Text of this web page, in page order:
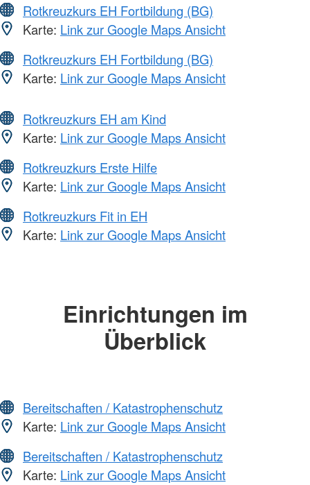
Rotkreuzkurs EH Fortbildung (BG)
Karte: Link zur Google Maps Ansicht
Rotkreuzkurs EH Fortbildung (BG)
Karte: Link zur Google Maps Ansicht
Rotkreuzkurs EH am Kind
Karte: Link zur Google Maps Ansicht
Rotkreuzkurs Erste Hilfe
Karte: Link zur Google Maps Ansicht
Rotkreuzkurs Fit in EH
Karte: Link zur Google Maps Ansicht
Einrichtungen im
Überblick
Bereitschaften / Katastrophenschutz
Karte: Link zur Google Maps Ansicht
Bereitschaften / Katastrophenschutz
Karte: Link zur Google Maps Ansicht